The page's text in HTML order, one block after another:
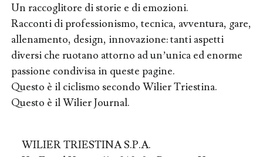
Un raccoglitore di storie e di emozioni.
Racconti di professionismo, tecnica, avventura, gare,
allenamento, design, innovazione: tanti aspetti
diversi che ruotano attorno ad un’unica ed enorme
passione condivisa in queste pagine.
Questo è il ciclismo secondo Wilier Triestina.
Questo è il Wilier Journal.
WILIER TRIESTINA S.P.A.